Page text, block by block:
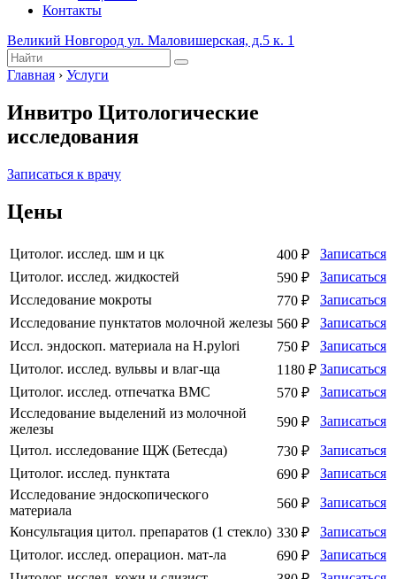
Контакты
Великий Новгород ул. Маловишерская, д.5 к. 1
Главная › Услуги
Инвитро Цитологические
исследования
Записаться к врачу
Цены
Цитолог. исслед. шм и цк 400 ₽
Записаться
Цитолог. исслед. жидкостей
590 ₽
Записаться
Исследование мокроты
770 ₽
Записаться
Исследование пунктатов молочной железы 560 ₽
Записаться
Иссл. эндоскоп. материала на H.pylori
750 ₽
Записаться
Цитолог. исслед. вульвы и влаг-ща
1180 ₽ Записаться
Цитолог. исслед. отпечатка ВМС
570 ₽
Записаться
Исследование выделений из молочной
железы
590 ₽
Записаться
Цитол. исследование ЩЖ (Бетесда)
730 ₽
Записаться
Цитолог. исслед. пунктата
690 ₽
Записаться
Исследование эндоскопического
материала
560 ₽
Записаться
Консультация цитол. препаратов (1 стекло) 330 ₽
Записаться
Цитолог. исслед. операцион. мат-ла
690 ₽
Записаться